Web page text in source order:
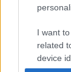
I want
related
device
Nyitókép